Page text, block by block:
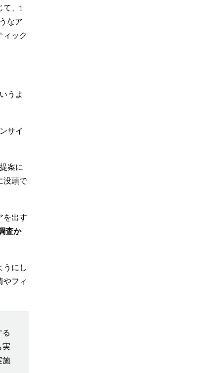
て、1
なア
ィック
うよ
サイ
案に
没頭で
を出す
査か
うにし
やフィ
実
施